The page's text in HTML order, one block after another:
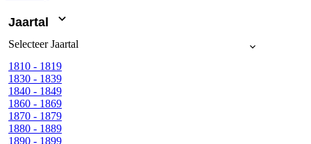
Jaartal
SelecteerJaartal
1810 - 1819
1830 - 1839
1840 - 1849
1860 - 1869
1870 - 1879
1880 - 1889
1890 - 1899